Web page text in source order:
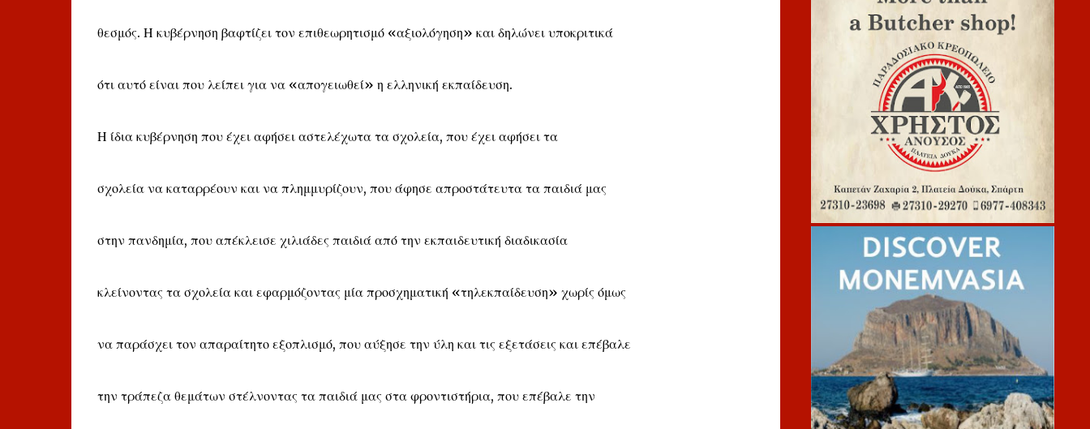
θεσμός. Η κυβέρνηση βαφτίζει τον επιθεωρητισμό «αξιολόγηση» και δηλώνει υποκριτικά
ότι αυτό είναι που λείπει για να «απογειωθεί» η ελληνική εκπαίδευση.
Η ίδια κυβέρνηση που έχει αφήσει αστελέχωτα τα σχολεία, που έχει αφήσει τα
σχολεία να καταρρέουν και να πλημμυρίζουν, που άφησε απροστάτευτα τα παιδιά μας
στην πανδημία, που απέκλεισε χιλιάδες παιδιά από την εκπαιδευτική διαδικασία
κλείνοντας τα σχολεία και εφαρμόζοντας μία προσχηματική «τηλεκπαίδευση» χωρίς όμως
να παράσχει τον απαραίτητο εξοπλισμό, που αύξησε την ύλη και τις εξετάσεις και επέβαλε
την τράπεζα θεμάτων στέλνοντας τα παιδιά μας στα φροντιστήρια, που επέβαλε την